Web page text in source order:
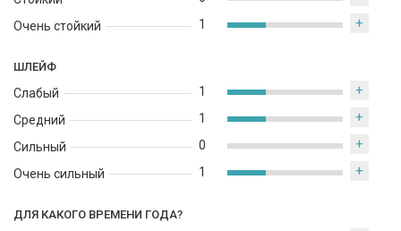
Очень стойкий
1 +
ШЛЕЙФ
Слабый
Средний
Сильный
Очень сильный
1 +
1 +
0 +
1 +
ДЛЯ КАКОГО ВРЕМЕНИ ГОДА?